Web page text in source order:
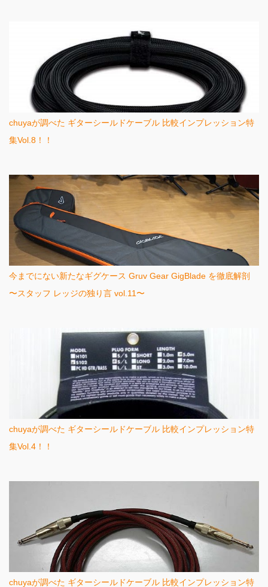
chuyaが調べた ギターシールドケーブル 比較インプレッション特
集Vol.8！！
今までにない新たなギグケース Gruv Gear GigBlade を徹底解剖
〜スタッフ レッジの独り言 vol.11〜
chuyaが調べた ギターシールドケーブル 比較インプレッション特
集Vol.4！！
chuyaが調べた ギターシールドケーブル 比較インプレッション特